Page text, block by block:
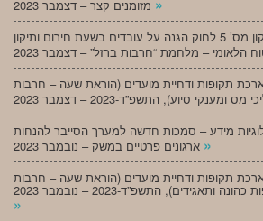
מעו”דכן יחסי עבודה – תיקון מס’ 5 לחוק הגנה על עובדים בשעת חירום ותיקון
תקופות ודחיית מועדים (הוראת שעה – חרבות
מידע – סמכות חדשה למערך הסייבר להנחות
»
תקופות ודחיית מועדים (הוראת שעה – חרבות
התשפ”ד-2023 – נובמבר 2023
»